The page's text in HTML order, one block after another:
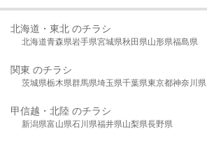
北海道・東北 のチラシ
北海道青森県岩手県宮城県秋田県山形県福島県
関東 のチラシ
茨城県栃木県群馬県埼玉県千葉県東京都神奈川県
甲信越・北陸 のチラシ
新潟県富山県石川県福井県山梨県長野県